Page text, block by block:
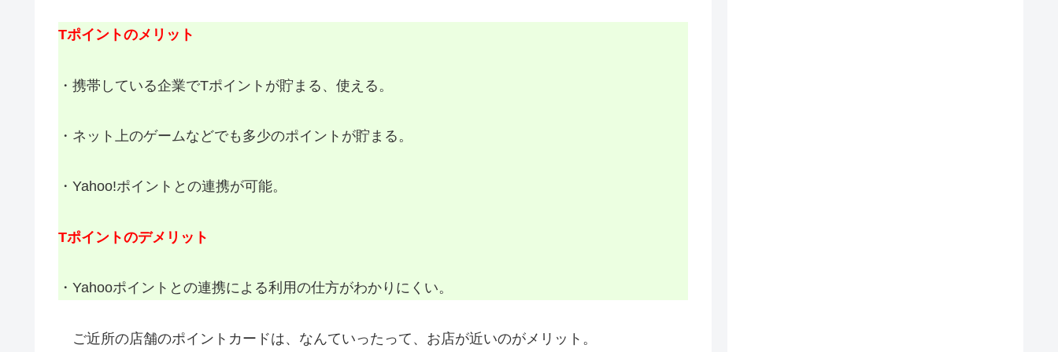
Tポイントのメリット
・携帯している企業でTポイントが貯まる、使える。
・ネット上のゲームなどでも多少のポイントが貯まる。
・Yahoo!ポイントとの連携が可能。
Tポイントのデメリット
・Yahooポイントとの連携による利用の仕方がわかりにくい。
ご近所の店舗のポイントカードは、なんていったって、お店が近いのがメリット。